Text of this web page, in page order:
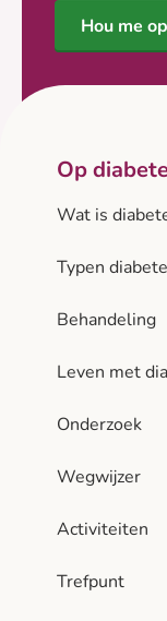
Hou me
Op
Wat is
Typen
Behandeling
Leven met
Onderzoek
Wegwijzer
Activiteiten
Trefpunt